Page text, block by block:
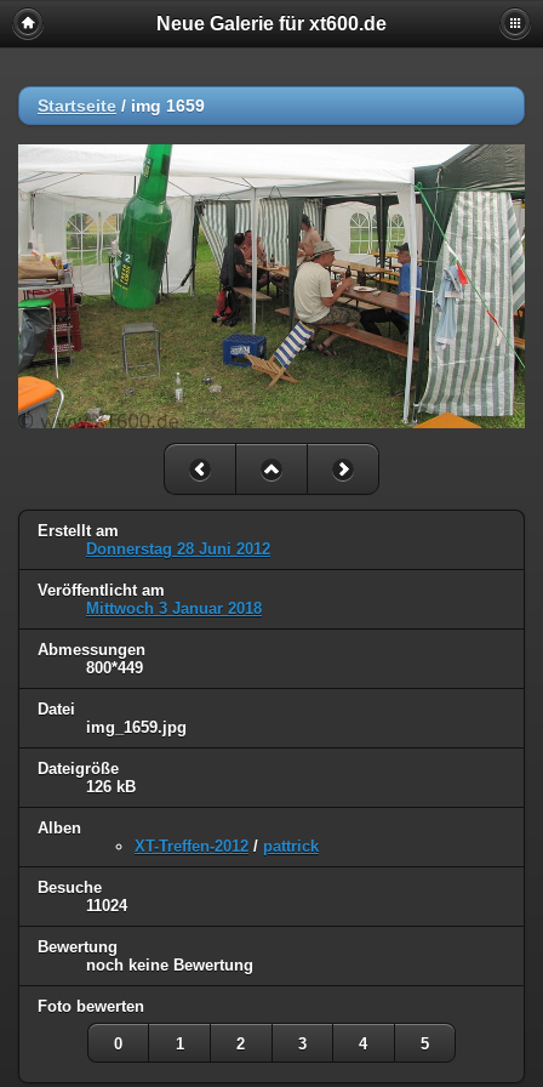
Neue Galerie für xt600.de
Startseite / img 1659
Erstellt am
Donnerstag 28 Juni 2012
Veröffentlicht am
Mittwoch 3 Januar 2018
Abmessungen
800*449
Datei
img_1659.jpg
Dateigröße
126 kB
Alben
XT-Treffen-2012 / pattrick
Besuche
11024
Bewertung
noch keine Bewertung
Foto bewerten
0 1 2 3 4 5